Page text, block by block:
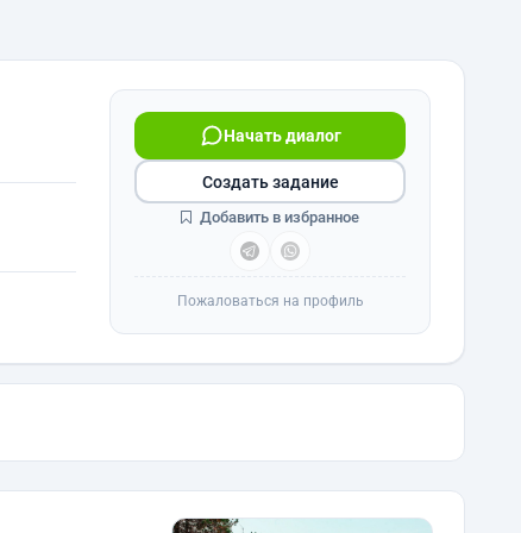
Начать диалог
Создать задание
Добавить в избранное
Пожаловаться на профиль